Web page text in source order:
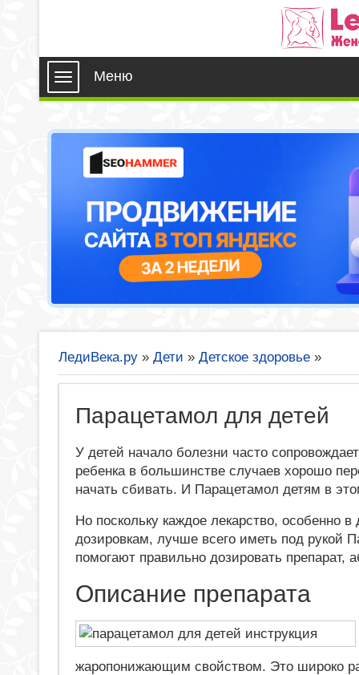
Меню
ЛедиВека.ру » Дети » Детское здоровье »
Парацетамол для детей
У детей начало болезни часто
ребенка в большинстве случаев хорошо
начать сбивать. И Парацетамол детям в
Но поскольку каждое лекарство, особенно
дозировкам, лучше всего иметь под
помогают правильно дозировать препарат,
Описание препарата
жаропонижающим свойством. Это широко